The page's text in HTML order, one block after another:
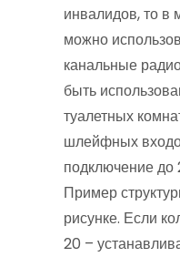
инвалидов, то в
можно
канальные
быть
туалетных
шлейфных
подключение до
Пример
рисунке. Если
20 –